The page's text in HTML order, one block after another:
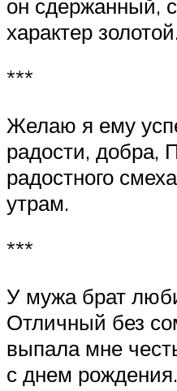
он сдержанный,
характер
***
Желаю я ему
радости, добра,
радостного
утрам.
***
У мужа брат
Отличный без
выпала мне
с днем рождения.